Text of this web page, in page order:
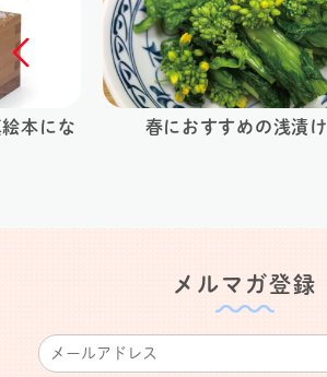
本にな 春におすすめの浅漬け
メルマガ登録